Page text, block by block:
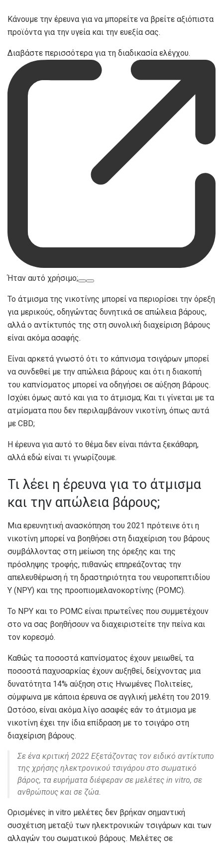
Κάνουμε την έρευνα για να μπορείτε να βρείτε αξιόπιστα
προϊόντα για την υγεία και την ευεξία σας.
Διαβάστε περισσότερα για τη διαδικασία ελέγχου.
Ήταν αυτό χρήσιμο;
Το άτμισμα της νικοτίνης μπορεί να περιορίσει την όρεξη
για μερικούς, οδηγώντας δυνητικά σε απώλεια βάρους,
αλλά ο αντίκτυπός της στη συνολική διαχείριση βάρους
είναι ακόμα ασαφής.
Είναι αρκετά γνωστό ότι το κάπνισμα τσιγάρων μπορεί
να συνδεθεί με την απώλεια βάρους και ότι η διακοπή
του καπνίσματος μπορεί να οδηγήσει σε αύξηση βάρους.
Ισχύει όμως αυτό και για το άτμισμα; Και τι γίνεται με τα
ατμίσματα που δεν περιλαμβάνουν νικοτίνη, όπως αυτά
με CBD;
Η έρευνα για αυτό το θέμα δεν είναι πάντα ξεκάθαρη,
αλλά εδώ είναι τι γνωρίζουμε.
Τι λέει η έρευνα για το άτμισμα
και την απώλεια βάρους;
Μια ερευνητική ανασκόπηση του 2021 πρότεινε ότι η
νικοτίνη μπορεί να βοηθήσει στη διαχείριση του βάρους
συμβάλλοντας στη μείωση της όρεξης και της
πρόσληψης τροφής, πιθανώς επηρεάζοντας την
απελευθέρωση ή τη δραστηριότητα του νευροπεπτιδίου
Y (NPY) και της προοπιομελανοκορτίνης (POMC).
Το NPY και το POMC είναι πρωτεΐνες που συμμετέχουν
στο να σας βοηθήσουν να διαχειριστείτε την πείνα και
τον κορεσμό.
Καθώς τα ποσοστά καπνίσματος έχουν μειωθεί, τα
ποσοστά παχυσαρκίας έχουν αυξηθεί, δείχνοντας μια
δυνατότητα 14% αύξηση στις Ηνωμένες Πολιτείες,
σύμφωνα με κάποια έρευνα σε αγγλική μελέτη του 2019.
Ωστόσο, είναι ακόμα λίγο ασαφές εάν το άτμισμα με
νικοτίνη έχει την ίδια επίδραση με το τσιγάρο στη
διαχείριση βάρους.
Σε ένα κριτική 2022 Εξετάζοντας τον ειδικό αντίκτυπο
της χρήσης ηλεκτρονικού τσιγάρου στο σωματικό
βάρος, τα ευρήματα διέφεραν σε μελέτες in vitro, σε
ανθρώπους και σε ζώα.
Ορισμένες in vitro μελέτες δεν βρήκαν σημαντική
συσχέτιση μεταξύ των ηλεκτρονικών τσιγάρων και των
αλλαγών του σωματικού βάρους. Μελέτες σε